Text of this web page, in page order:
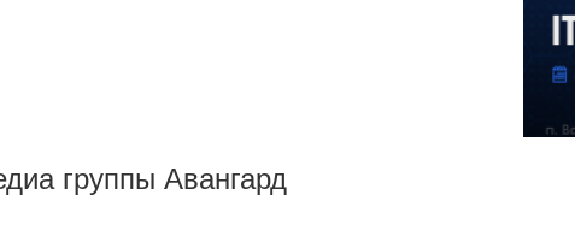
группы Авангард